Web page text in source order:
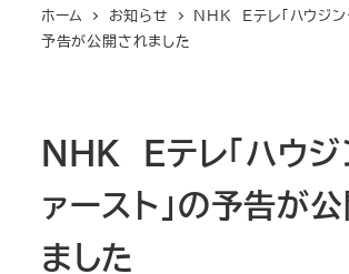
ホーム お知らせ
NHK Eテレ「ハウジン
予告が公開されました
NHK Eテレ「ハウジ
ァースト」の予告が
ました